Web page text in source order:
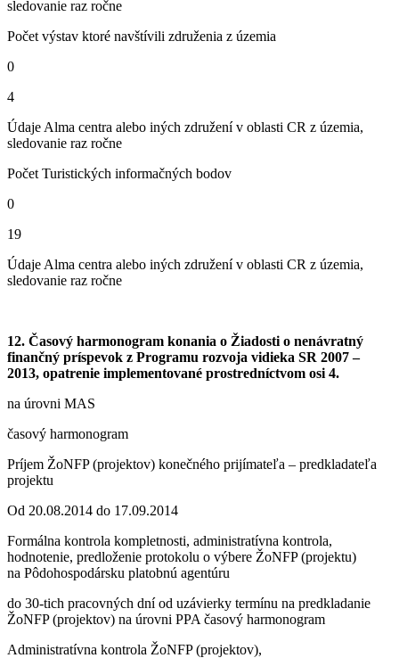
sledovanie raz ročne
Počet výstav ktoré navštívili združenia z územia
0
4
Údaje Alma centra alebo iných združení v oblasti CR z územia,
sledovanie raz ročne
Počet Turistických informačných bodov
0
19
Údaje Alma centra alebo iných združení v oblasti CR z územia,
sledovanie raz ročne
12. Časový harmonogram konania o Žiadosti o nenávratný
finančný príspevok z Programu rozvoja vidieka SR 2007 –
2013, opatrenie implementované prostredníctvom osi 4.
na úrovni MAS
časový harmonogram
Príjem ŽoNFP (projektov) konečného prijímateľa – predkladateľa
projektu
Od 20.08.2014 do 17.09.2014
Formálna kontrola kompletnosti, administratívna kontrola,
hodnotenie, predloženie protokolu o výbere ŽoNFP (projektu)
na Pôdohospodársku platobnú agentúru
do 30-tich pracovných dní od uzávierky termínu na predkladanie
ŽoNFP (projektov) na úrovni PPA časový harmonogram
Administratívna kontrola ŽoNFP (projektov),